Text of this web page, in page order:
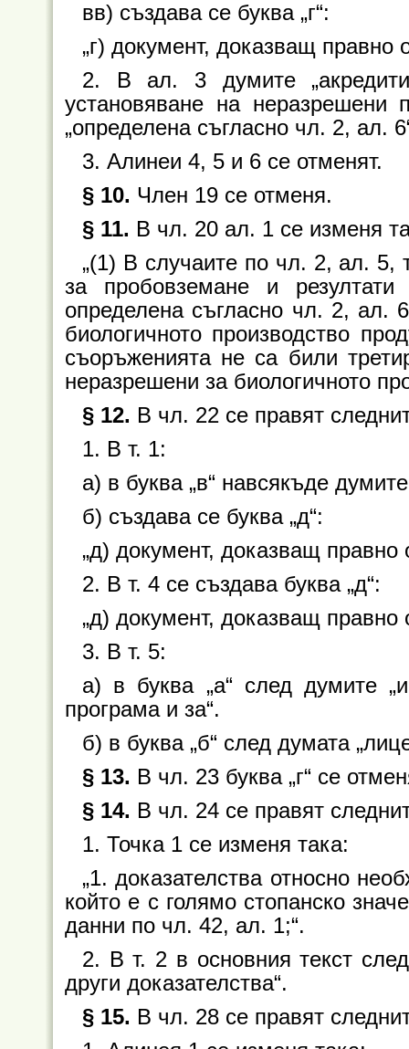
вв) създава се буква „г“:
„г) документ, доказващ правно
2. В ал. 3 думите
установяване на неразрешени
„определена съгласно чл. 2, ал.
3. Алинеи 4, 5 и 6 се отменят.
§ 10. Член 19 се отменя.
§ 11. В чл. 20 ал. 1 се изменя
„(1) В случаите по чл. 2, ал. 5,
за пробовземане и
определена съгласно чл. 2, ал.
биологичното производство
съоръженията не са били
неразрешени за биологичното
§ 12. В чл. 22 се правят
1. В т. 1:
а) в буква „в“ навсякъде
б) създава се буква „д“:
„д) документ, доказващ правно
2. В т. 4 се създава буква „д“:
„д) документ, доказващ правно
3. В т. 5:
а) в буква „а“ след думите
програма и за“.
б) в буква „б“ след думата
§ 13. В чл. 23 буква „г“ се
§ 14. В чл. 24 се правят
1. Точка 1 се изменя така:
„1. доказателства относно
който е с голямо стопанско
данни по чл. 42, ал. 1;“.
2. В т. 2 в основния текст
други доказателства“.
§ 15. В чл. 28 се правят